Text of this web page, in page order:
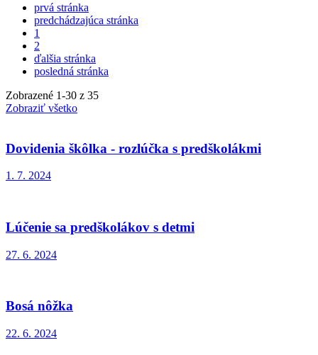
prvá stránka
predchádzajúca stránka
1
2
ďalšia stránka
posledná stránka
Zobrazené 1-30 z 35
Zobraziť všetko
Dovidenia škôlka - rozlúčka s predškolákmi
1. 7. 2024
Lúčenie sa predškolákov s detmi
27. 6. 2024
Bosá nôžka
22. 6. 2024